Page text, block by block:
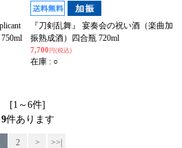
『刀剣乱舞』 宴奏会の祝い酒（楽曲加
振熟成酒）四合瓶 720ml
7,700 円(税込)
在庫 : ○
[1～6件]
9件あります
2 > >>|